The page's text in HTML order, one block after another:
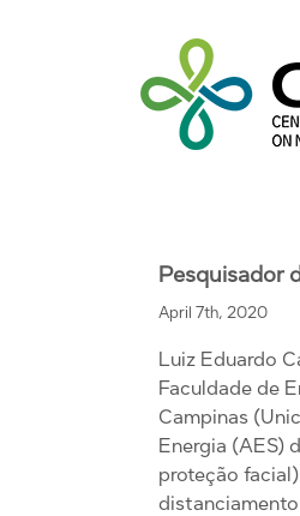
Pesquisador
April 7th, 2020
Luiz Eduardo
Faculdade de
Campinas
Energia (AES)
proteção